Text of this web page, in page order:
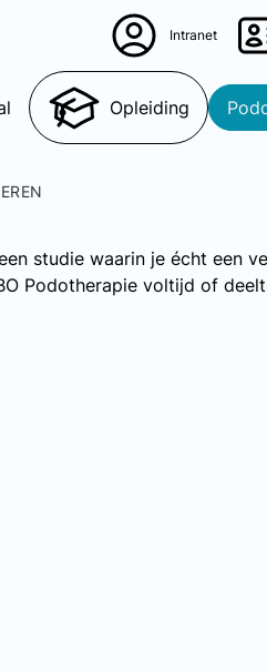
Opleiding
Intranet
studie waarin je écht een
Podotherapie voltijd of